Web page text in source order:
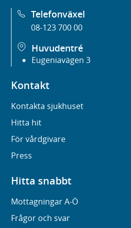
Telefonväxel
08-123 700 00
Huvudentré
Eugeniavägen 3
Kontakt
Kontakta sjukhuset
Hitta hit
För vårdgivare
Press
Hitta snabbt
Mottagningar A-Ö
Frågor och svar